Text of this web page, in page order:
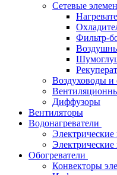
Сетевые
Фильтр-
Воздуховоды
Диффузоры
Вентиляторы
Водонагреватели
Обогреватели
Конвекторы